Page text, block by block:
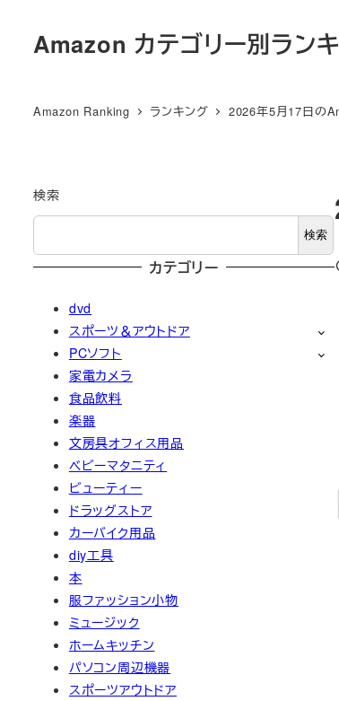
Amazon カテゴリー別ラン
Amazon Ranking ランキング 2026年5月17日の
検索
検索
カテゴリー
dvd
スポーツ＆アウトドア
PCソフト
家電カメラ
食品飲料
楽器
文房具オフィス用品
ベビーマタニティ
ビューティー
ドラッグストア
カーバイク用品
diy工具
本
服ファッション小物
ミュージック
ホームキッチン
パソコン周辺機器
スポーツアウトドア